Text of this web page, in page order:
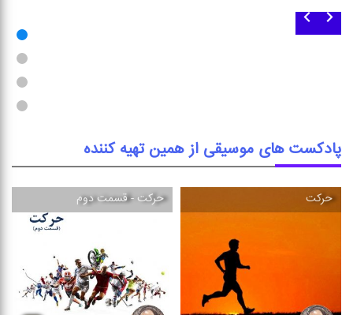
پادکست های موسیقی از همین تهیه کننده
حركت حركت - قسمت دوم